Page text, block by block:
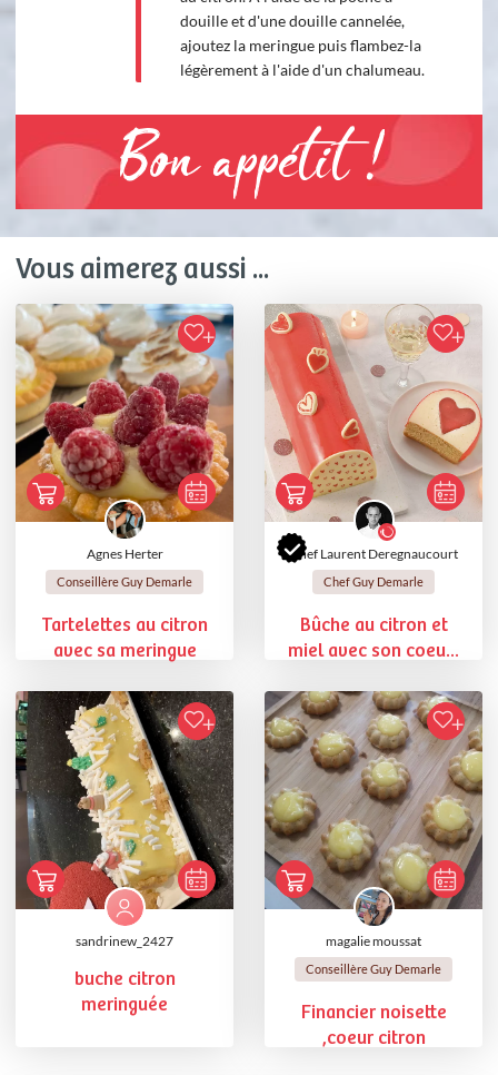
douille et d'une douille cannelée,
ajoutez la meringue puis flambez-la
légèrement à l'aide d'un chalumeau.
Bon appétit !
Vous aimerez aussi ...
Agnes Herter
Conseillère Guy Demarle
Tartelettes au citron
avec sa meringue
Chef Laurent Deregnaucourt
Chef Guy Demarle
Bûche au citron et
miel avec son coeu...
sandrinew_2427
buche citron
meringuée
magalie moussat
Conseillère Guy Demarle
Financier noisette
,coeur citron